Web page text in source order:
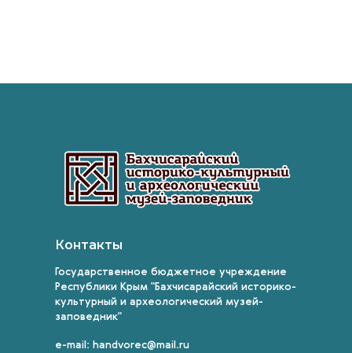
Контакты
Государственное бюджетное учреждение
Республики Крым "Бахчисарайский историко-
культурный и археологический музей-
заповедник"
e-mail: handvorec@mail.ru